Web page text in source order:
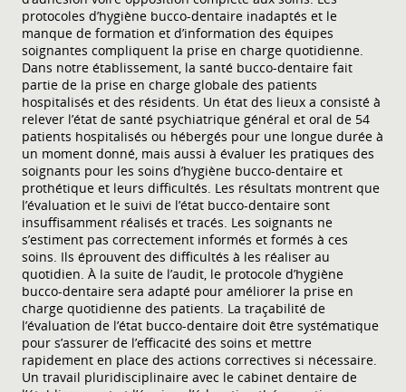
protocoles d’hygiène bucco-dentaire inadaptés et le
manque de formation et d’information des équipes
soignantes compliquent la prise en charge quotidienne.
Dans notre établissement, la santé bucco-dentaire fait
partie de la prise en charge globale des patients
hospitalisés et des résidents. Un état des lieux a consisté à
relever l’état de santé psychiatrique général et oral de 54
patients hospitalisés ou hébergés pour une longue durée à
un moment donné, mais aussi à évaluer les pratiques des
soignants pour les soins d’hygiène bucco-dentaire et
prothétique et leurs difficultés. Les résultats montrent que
l’évaluation et le suivi de l’état bucco-dentaire sont
insuffisamment réalisés et tracés. Les soignants ne
s’estiment pas correctement informés et formés à ces
soins. Ils éprouvent des difficultés à les réaliser au
quotidien. À la suite de l’audit, le protocole d’hygiène
bucco-dentaire sera adapté pour améliorer la prise en
charge quotidienne des patients. La traçabilité de
l’évaluation de l’état bucco-dentaire doit être systématique
pour s’assurer de l’efficacité des soins et mettre
rapidement en place des actions correctives si nécessaire.
Un travail pluridisciplinaire avec le cabinet dentaire de